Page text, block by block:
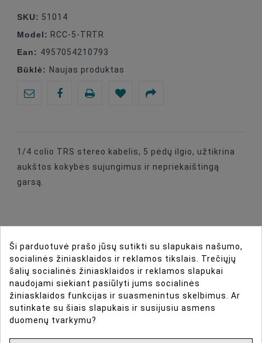
SKU: 51014
Model: RCC-5-TRTR
Ean: 4957054210793
Būklė: Naujas produktas
1/4 colio TRS stereo kabelis, 5 pėdų ilgio, užtikrina
aukštos kokybės sujungimus ir nepriekaištingą
garsą.
DIRBTINIO INTELEKTO ASISTENTAS
DAUGIAU INFORMACIJOS
DUOMENŲ LAPAS
ATSILIEPIMAI
Ši parduotuvė prašo jūsų sutikti su slapukais našumo,
socialinės žiniasklaidos ir reklamos tikslais. Trečiųjų
šalių socialinės žiniasklaidos ir reklamos slapukai
naudojami siekiant pasiūlyti jums socialinės
žiniasklaidos funkcijas ir suasmenintus skelbimus. Ar
sutinkate su šiais slapukais ir susijusiu asmens
duomenų tvarkymu?